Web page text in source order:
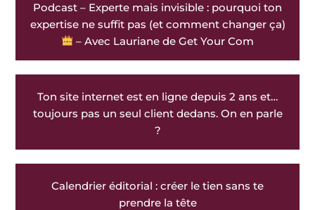
Podcast – Experte mais invisible : pourquoi ton
expertise ne suffit pas (et comment changer ça)
– Avec Lauriane de Get Your Com
Ton site internet est en ligne depuis 2 ans et…
toujours pas un seul client dedans. On en parle
?
Calendrier éditorial : créer le tien sans te
prendre la tête